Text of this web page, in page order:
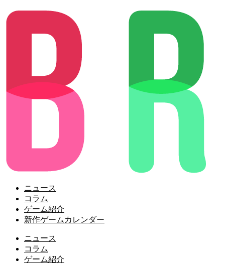
ニュース
コラム
ゲーム紹介
新作ゲームカレンダー
ニュース
コラム
ゲーム紹介